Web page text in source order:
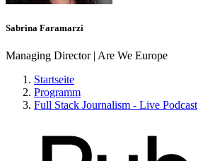
Sabrina Faramarzi
Managing Director | Are We Europe
Startseite
Programm
Full Stack Journalism - Live Podcast